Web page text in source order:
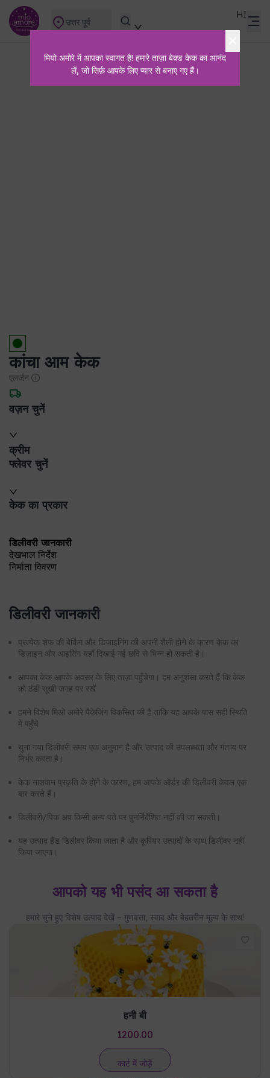
मियो अमोरे में आपका स्वागत है! हमारे ताज़ा बेक्ड केक का आनंद
लें, जो सिर्फ़ आपके लिए प्यार से बनाए गए हैं।
उत्तर पूर्व
HI
कांचा आम केक
एलर्जन
वज़न चुनें
क्रीम
फ्लेवर चुनें
केक का प्रकार
डिलीवरी जानकारी
देखभाल निर्देश
निर्माता विवरण
डिलीवरी जानकारी
प्रत्येक शेफ की बेकिंग और डिजाइनिंग की अपनी शैली होने के कारण केक का
डिज़ाइन और आइसिंग यहाँ दिखाई गई छवि से भिन्न हो सकती है।
आपका केक आपके अवसर के लिए ताज़ा पहुँचेगा। हम अनुशंसा करते हैं कि केक
को ठंडी सूखी जगह पर रखें
हमने विशेष मिओ अमोरे पैकेजिंग विकसित की है ताकि यह आपके पास सही स्थिति
में पहुँचे
चुना गया डिलीवरी समय एक अनुमान है और उत्पाद की उपलब्धता और गंतव्य पर
निर्भर करता है।
केक नाशवान प्रकृति के होने के कारण, हम आपके ऑर्डर की डिलीवरी केवल एक
बार करते हैं।
डिलीवरी/पिक अप किसी अन्य पते पर पुनर्निर्देशित नहीं की जा सकती।
यह उत्पाद हैंड डिलीवर किया जाता है और कूरियर उत्पादों के साथ डिलीवर नहीं
किया जाएगा।
आपको यह भी पसंद आ सकता है
हमारे चुने हुए विशेष उत्पाद देखें – गुणवत्ता, स्वाद और बेहतरीन मूल्य के साथ!
हनी बी
1200.00
कार्ट में जोड़ें